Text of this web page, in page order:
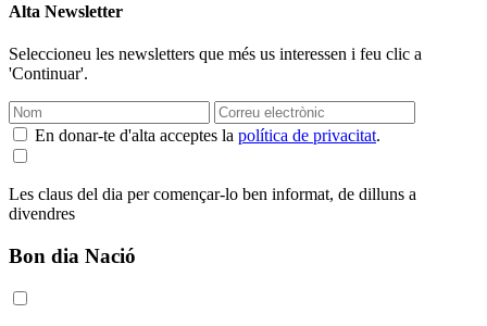
Alta Newsletter
Seleccioneu les newsletters que més us interessen i feu clic a
'Continuar'.
En donar-te d'alta acceptes la política de privacitat.
Les claus del dia per començar-lo ben informat, de dilluns a
divendres
Bon dia Nació